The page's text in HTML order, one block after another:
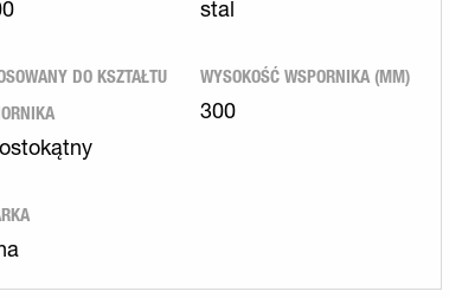
stal
DO KSZTAŁTU
WYSOKOŚĆ WSPORNIKA (MM)
300